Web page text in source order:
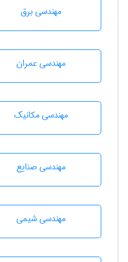
مهندسی برق
مهندسی عمران
مهندسی مکانیک
مهندسی صنايع
مهندسي شيمی